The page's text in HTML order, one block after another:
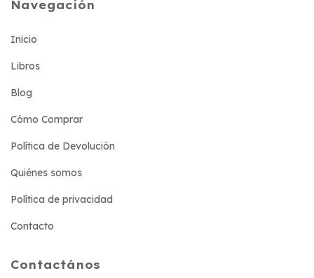
Navegación
Inicio
Libros
Blog
Cómo Comprar
Política de Devolución
Quiénes somos
Política de privacidad
Contacto
Contactános